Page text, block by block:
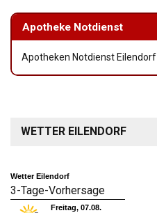
Apotheke Notdienst
Apotheken Notdienst Eilendorf
WETTER EILENDORF
Wetter Eilendorf
3-Tage-Vorhersage
Freitag, 07.08.